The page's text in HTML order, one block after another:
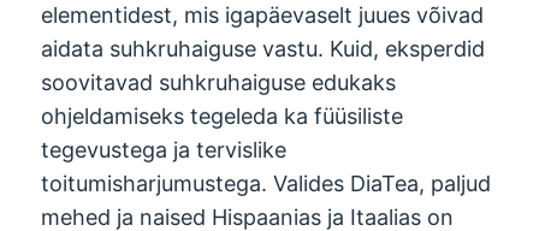
elementidest, mis igapäevaselt juues võivad
aidata suhkruhaiguse vastu. Kuid, eksperdid
soovitavad suhkruhaiguse edukaks
ohjeldamiseks tegeleda ka füüsiliste
tegevustega ja tervislike
toitumisharjumustega. Valides DiaTea, paljud
mehed ja naised Hispaanias ja Itaalias on